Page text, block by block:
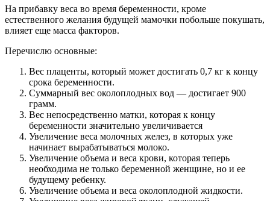
На прибавку веса во время беременности, кроме
естественного желания будущей мамочки побольше покушать,
влияет еще масса факторов.
Перечислю основные:
Вес плаценты, который может достигать 0,7 кг к концу
срока беременности.
Суммарный вес околоплодных вод — достигает 900
грамм.
Вес непосредственно матки, которая к концу
беременности значительно увеличивается
Увеличение веса молочных желез, в которых уже
начинает вырабатываться молоко.
Увеличение объема и веса крови, которая теперь
необходима не только беременной женщине, но и ее
будущему ребенку.
Увеличение объема и веса околоплодной жидкости.